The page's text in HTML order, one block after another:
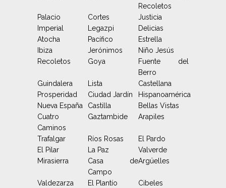
Recoletos
Palacio
Cortes
Justicia
Imperial
Legazpi
Delicias
Atocha
Pacífico
Estrella
Ibiza
Jerónimos
Niño Jesús
Recoletos
Goya
Fuente del
Berro
Guindalera
Lista
Castellana
Prosperidad
Ciudad Jardín
Hispanoamérica
Nueva España
Castilla
Bellas Vistas
Cuatro
Caminos
Gaztambide Arapiles
Trafalgar Ríos Rosas
El Pardo
El Pilar
La Paz
Valverde
Mirasierra
Casa de
Campo
Argüelles
Valdezarza El Plantío
Cibeles